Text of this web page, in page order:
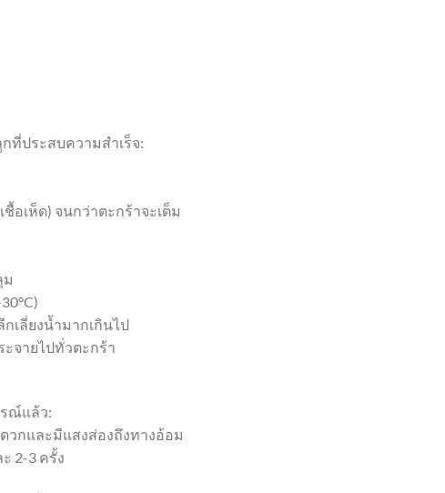
ที่ประสบความสำเร็จ:
อเห็ด) จนกว่าตะกร้าจะเต็ม
ม
เลี่ยงน้ำมากเกินไป
ะจายไปทั่วตะกร้า
ณ์แล้ว:
วกและมีแสงส่องถึงทางอ้อม
2-3 ครั้ง